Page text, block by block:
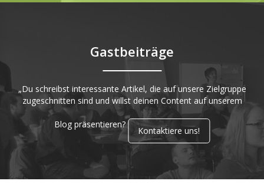
Gastbeiträge
„Du schreibst interessante Artikel, die auf unsere Zielgruppe
zugeschnitten sind und willst deinen Content auf unserem
Blog präsentieren?
Kontaktiere uns!